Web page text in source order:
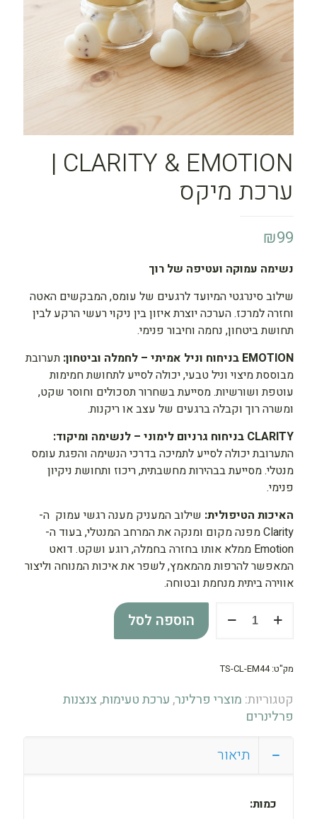
CLARITY & EMOTION |
ערכת מיקס
₪99
נשימה עמוקה ועטיפה של רוך
שילוב סינרגטי המיועד לרגעים של עומס, המבקשים האטה
וחזרה למרכז. הערכה יוצרת איזון בין ניקוי רעשי הרקע לבין
תחושת ביטחון, נחמה וחיבור פנימי.
EMOTION בניחוח וניל אמיתי – לחמלה וביטחון:
תערובת
מבוססת מיצוי וניל טבעי, יכולה לסייע לתחושת חמימות
עוטפת ושורשיות. מסייעת בשחרור תסכולים וחוסר שקט,
ומשרה רוך וקבלה ברגעים של עצב או ריקנות.
CLARITY בניחוח גרניום לימוני – לנשימה ומיקוד:
התערובת יכולה לסייע לתמיכה בדרכי הנשימה והפגת עומס
מנטלי. מסייעת בבהירות מחשבתית, ריכוז ותחושת ניקיון
פנימי.
האיכות הטיפולית: שילוב המעניק מענה רגשי עמוק ה-
Clarity מפנה מקום ומנקה את המרחב המנטלי, בעוד ה-
Emotion ממלא אותו בחזרה בחמלה, רוגע ושקט. דואט
המאפשר להרפות מהמאמץ, לשפר את איכות המנוחה וליצור
אווירה ביתית מנחמת ובטוחה.
של
EMOTION
|
ערכת
הוספה לסל
מק"ט:TS-CL-EM44
קטגוריות: מוצרי פרלינר,ערכת טעימות,צנצנות
פרלינרים
תיאור
כמות: